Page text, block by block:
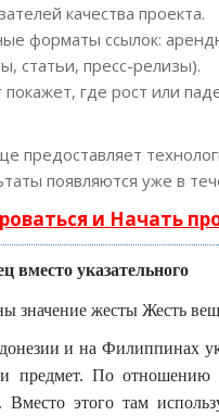
качества проекта.
форматы ссылок:
статьи, пресс-релизы).
где рост или
предоставляет
появляются уже в
и Начать
вместо указательного
и на Филиппинах
предмет. По отношению к
Вместо этого там